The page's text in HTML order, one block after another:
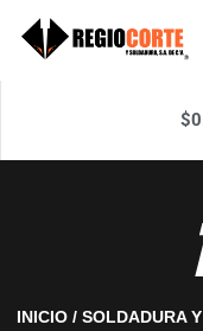
$
INICIO / SOLDADURA